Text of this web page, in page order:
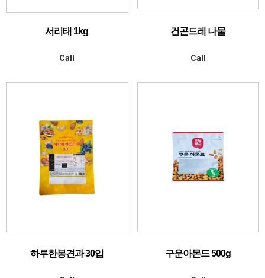
서리태 1kg
Call
건곤드레 나물
Call
하루한봉견과 30입 구운아몬드 500g